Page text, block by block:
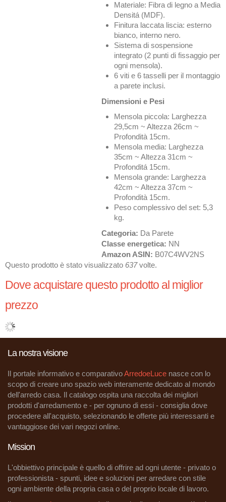
Materiale: Fibra di legno a Media
Densitá (MDF).
Finitura laccata liscia: esterno
bianco, interno nero.
Sistema di sospensione
integrato (2 punti di fissaggio per
ogni mensola).
6 viti e 6 tasselli per il montaggio
a parete inclusi.
Dimensioni e Pesi
Mensola piccola: Larghezza
29,5cm ~ Altezza 26cm ~
Profondità 15cm.
Mensola media: Larghezza
35cm ~ Altezza 31cm ~
Profonditá 15cm.
Mensola grande: Larghezza
42cm ~ Altezza 37cm ~
Profondità 15cm.
Peso complessivo del set: 5,3
kg.
Categoria: Da Parete
Classe energetica: NN
Amazon ASIN: B07C4WV2NS
Questo prodotto è stato visualizzato 637volte.
Dove acquistare questo prodotto al miglior
prezzo
La nostra visione
Il portale informativo e comparativoArredoeLuce nasce con lo
scopo di creare uno spazio web interamente dedicato al mondo
dell'arredo casa. Il catalogo ospita una raccolta dei migliori
prodotti d'arredamento e - per ognuno di essi - consiglia dove
procedere all'acquisto, selezionando le offerte più interessanti e
vantaggiose dei vari negozi online.
Mission
L'obbiettivo principale è quello di offrire ad ogni utente - privato o
professionista - spunti, idee e soluzioni per arredare con stile
ogni ambiente della propria casa o del proprio locale di lavoro.